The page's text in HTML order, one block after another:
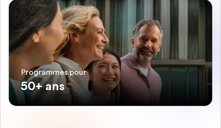
Programmes pour
50+ ans